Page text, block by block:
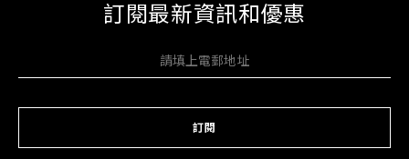
訂閱最新資訊和優惠
訂閱